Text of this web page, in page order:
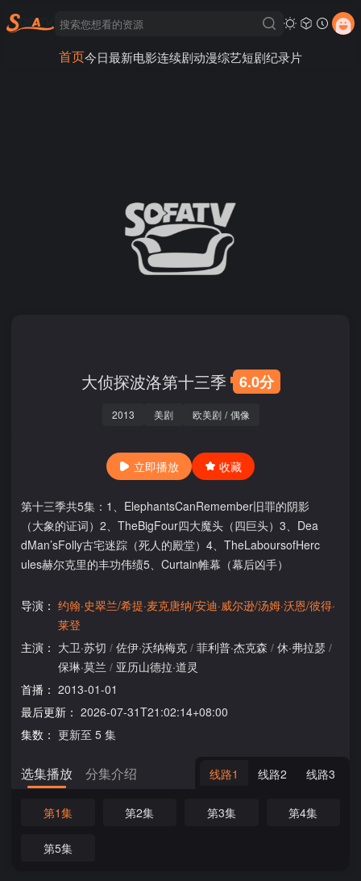
首页今日最新电影连续剧动漫综艺短剧纪录片
大侦探波洛第十三季 6.0分
2013 美剧 欧美剧 / 偶像
立即播放 收藏
第十三季共5集：1、ElephantsCanRemember旧罪的阴影
（大象的证词）2、TheBigFour四大魔头（四巨头）3、Dea
dMan’sFolly古宅迷踪（死人的殿堂）4、TheLaboursofHerc
ules赫尔克里的丰功伟绩5、Curtain帷幕（幕后凶手）
导演： 约翰·史翠兰/希提·麦克唐纳/安迪·威尔逊/汤姆·沃恩/彼得·
莱登
主演： 大卫·苏切 / 佐伊·沃纳梅克 / 菲利普·杰克森 / 休·弗拉瑟 /
保琳·莫兰 / 亚历山德拉·道灵
首播： 2013-01-01
最后更新： 2026-07-31T21:02:14+08:00
集数： 更新至 5 集
选集播放 分集介绍 线路1 线路2 线路3
第1集 第2集 第3集 第4集
第5集